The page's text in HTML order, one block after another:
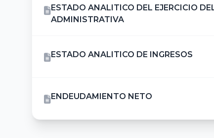
ESTADO ANALITICO DEL EJERCICIO
ADMINISTRATIVA
ESTADO ANALITICO DE INGRESOS
ENDEUDAMIENTO NETO